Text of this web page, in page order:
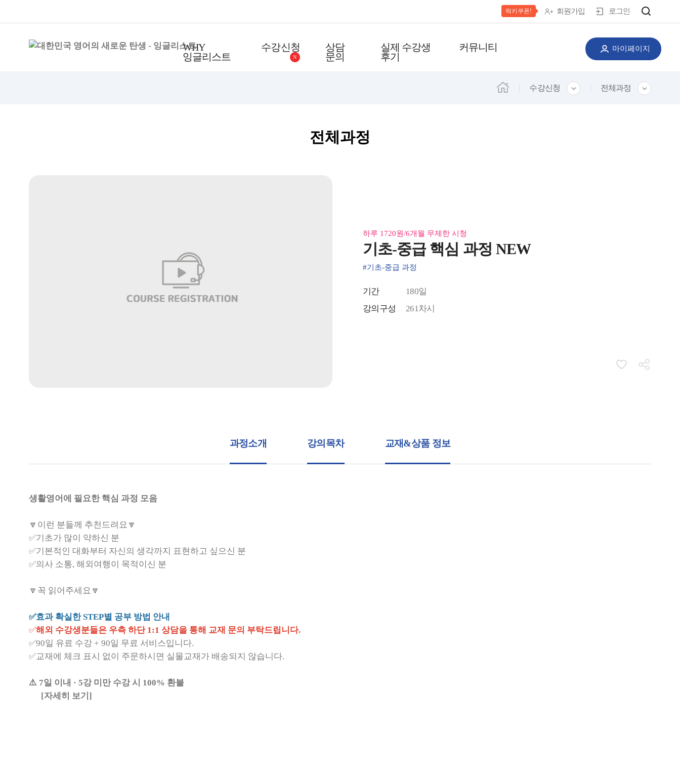
럭키쿠폰! 회원가입 로그인
마이페이지
WHY
잉글리스트
수강신청
N
상담
문의
실제 수강생
후기
커뮤니티
수강신청 전체과정
전체과정
하루 1720원/6개월 무제한 시청
기초-중급 핵심 과정 NEW
#기초-중급 과정
기간
180일
강의구성
261차시
과정소개 강의목차 교재&상품 정보
생활영어에 필요한 핵심 과정 모음
🔽이런 분들께 추천드려요🔽
✅기초가 많이 약하신 분
✅기본적인 대화부터 자신의 생각까지 표현하고 싶으신 분
✅의사 소통, 해외여행이 목적이신 분
🔽꼭 읽어주세요🔽
✅효과 확실한 STEP별 공부 방법 안내
✅해외 수강생분들은 우측 하단 1:1 상담을 통해 교재 문의 부탁드립니다.
✅90일 유료 수강 + 90일 무료 서비스입니다.
✅교재에 체크 표시 없이 주문하시면 실물교재가 배송되지 않습니다.
⚠️ 7일 이내 · 5강 미만 수강 시 100% 환불
[자세히 보기]